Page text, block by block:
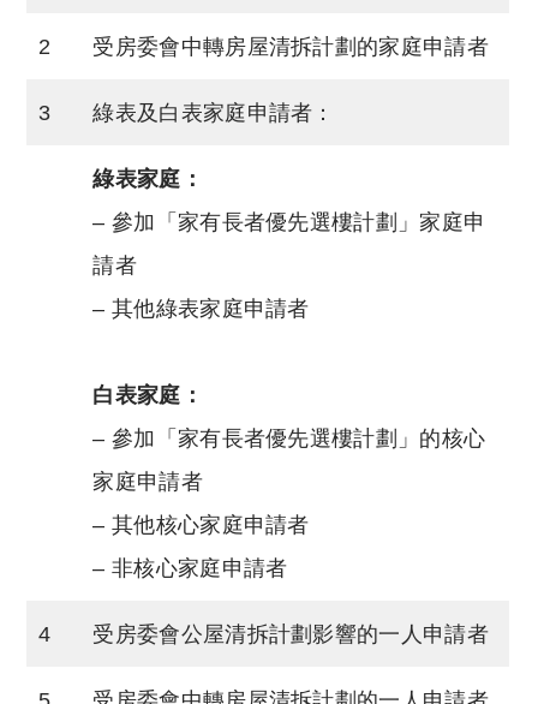
2 受房委會中轉房屋清拆計劃的家庭申請者
3 綠表及白表家庭申請者：
綠表家庭：
– 參加「家有長者優先選樓計劃」家庭申
請者
– 其他綠表家庭申請者
白表家庭：
– 參加「家有長者優先選樓計劃」的核心
家庭申請者
– 其他核心家庭申請者
– 非核心家庭申請者
4 受房委會公屋清拆計劃影響的一人申請者